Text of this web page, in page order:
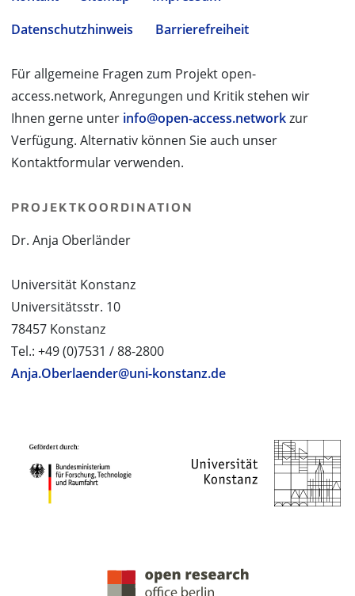
Datenschutzhinweis
Barrierefreiheit
Für allgemeine Fragen zum Projekt open-
access.network, Anregungen und Kritik stehen wir
Ihnen gerne unter info@open-access.networkzur
Verfügung. Alternativ können Sie auch unser
Kontaktformular verwenden.
PROJEKTKOORDINATION
Dr. Anja Oberländer
Universität Konstanz
Universitätsstr. 10
78457 Konstanz
Tel.: +49 (0)7531 / 88-2800
Anja.Oberlaender@uni-konstanz.de